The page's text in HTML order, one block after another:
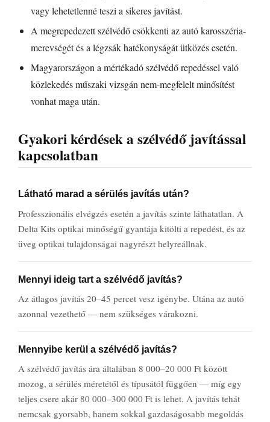
vagy lehetetlenné teszi a sikeres javítást.
A megrepedezett szélvédő csökkenti az autó karosszéria-
merevségét és a légzsák hatékonyságát ütközés esetén.
Magyarországon a mértékadó szélvédő repedéssel való
közlekedés műszaki vizsgán nem-megfelelt minősítést
vonhat maga után.
Gyakori kérdések a szélvédő javítással
kapcsolatban
Látható marad a sérülés javítás után?
Professzionális elvégzés esetén a javítás szinte láthatatlan. A
Delta Kits optikai minőségű gyantája kitölti a repedést, és az
üveg optikai tulajdonságai nagyrészt helyreállnak.
Mennyi ideig tart a szélvédő javítás?
Az átlagos javítás 20–45 percet vesz igénybe. Utána az autó
azonnal vezethető — nem szükséges várakozni.
Mennyibe kerül a szélvédő javítás?
A szélvédő javítás ára általában 8 000–20 000 Ft között
mozog, a sérülés méretétől és típusától függően — míg egy
teljes csere akár 80 000–300 000 Ft is lehet. A javítás tehát
nemcsak gyorsabb, hanem sokkal gazdaságosabb megoldás